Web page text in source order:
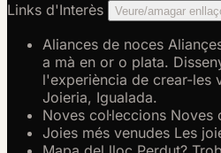
Links d'Interès Veure/amagar
Aliances de noces
a mà en or o plata.
l'experiència de crear-les
Joieria, Igualada.
Noves col·leccions Noves
Joies més venudes Les